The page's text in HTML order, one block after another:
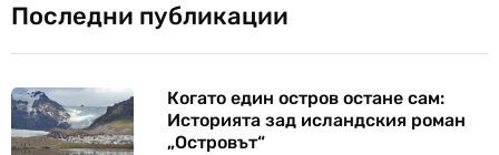
Последни публикации
Когато един остров остане сам:
Историята зад исландския роман
„Островът“